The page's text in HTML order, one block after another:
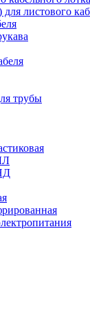
листового
трубы